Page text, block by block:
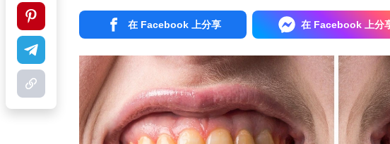
在 Facebook 上分享 在 Facebook 上分